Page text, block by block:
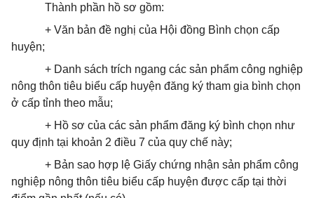
Thành phần hồ sơ gồm:
+ Văn bản đề nghị của Hội đồng Bình chọn cấp
huyện;
+ Danh sách trích ngang các sản phẩm công nghiệp
nông thôn tiêu biểu cấp huyện đăng ký tham gia bình chọn
ở cấp tỉnh theo mẫu;
+ Hồ sơ của các sản phẩm đăng ký bình chọn như
quy định tại khoản 2 điều 7 của quy chế này;
+ Bản sao hợp lệ Giấy chứng nhận sản phẩm công
nghiệp nông thôn tiêu biểu cấp huyện được cấp tại thời